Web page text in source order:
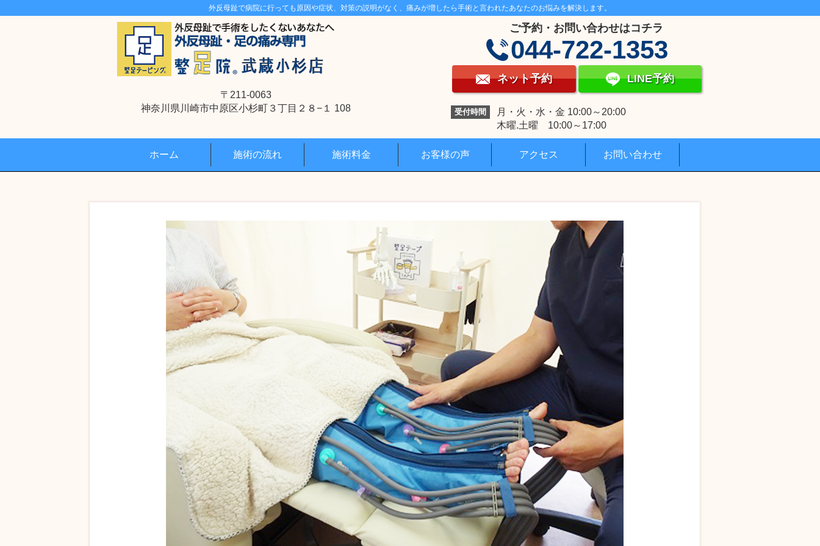
外反母趾で病院に行っても原因や症状、対策の説明がなく、痛みが増したら手術と言われたあなたのお悩みを解決します。
〒211-0063
神奈川県川崎市中原区小杉町３丁目２８−１ 108
ご予約・お問い合わせはコチラ
044-722-1353
ネット予約 LINE予約
受付時間
月・火・水・金 10:00～20:00
木曜.土曜 10:00～17:00
ホーム 施術の流れ 施術料金 お客様の声 アクセス お問い合わせ